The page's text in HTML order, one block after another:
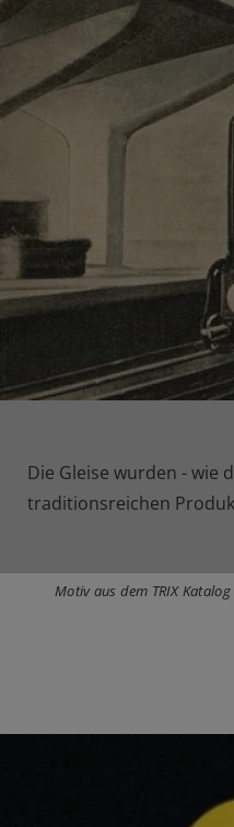
Die Gleise wurden - wie
traditionsreichen
Motiv aus dem TRIX